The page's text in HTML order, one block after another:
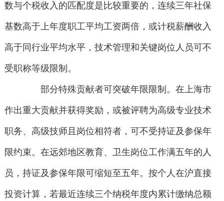
数与个税收入的匹配度是比较重要的，连续三年社保
基数高于上年度职工平均工资两倍，或计税薪酬收入
高于同行业平均水平，技术管理和关键岗位人员可不
受职称等级限制。
部分特殊贡献者可突破年限限制。在上海市
作出重大贡献并获得奖励，或被评聘为高级专业技术
职务、高级技师且岗位相符者，可不受持证及参保年
限约束。在远郊地区教育、卫生岗位工作满五年的人
员，持证及参保年限可缩短至五年。按个人在沪直接
投资计算，若最近连续三个纳税年度内累计缴纳总额